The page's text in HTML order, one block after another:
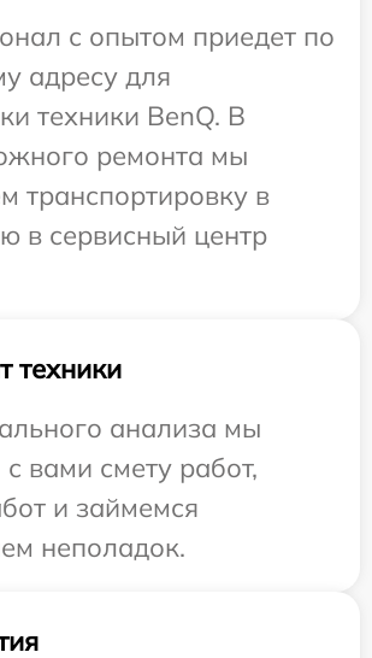
с опытом приедет по
адресу для
техники BenQ. В
ремонта мы
транспортировку в
в сервисный центр
техники
анализа мы
вами смету работ,
и займемся
неполадок.